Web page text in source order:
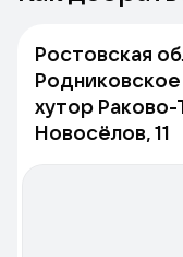
Ростовская
хутор Раково-
Новосёлов, 11